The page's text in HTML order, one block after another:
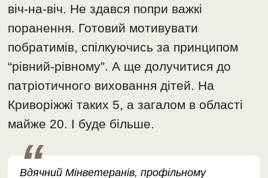
віч-на-віч. Не здався попри важкі
поранення. Готовий мотивувати
побратимів, спілкуючись за принципом
“рівний-рівному”. А ще долучитися до
патріотичного виховання дітей. На
Криворіжжі таких 5, а загалом в області
майже 20. І буде більше.
Вдячний Мінветеранів, профільному